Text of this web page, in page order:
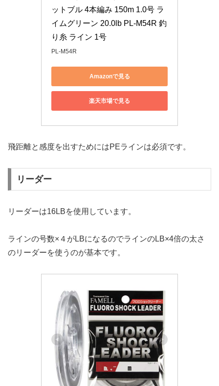
ットブル 4本編み 150m 1.0号 ラ
イムグリーン 20.0lb PL-M54R 釣
り糸 ライン 1号
PL-M54R
Amazonで見る
楽天市場で見る
飛距離と感度を出すためにはPEラインは必須です。
リーダー
リーダーは16LBを使用しています。
ラインの号数×４がLBになるのでラインのLB×4倍の太さ
のリーダーを使うのが基本です。